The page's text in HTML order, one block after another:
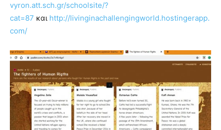
vyron.att.sch.gr/schoolsite/?
cat=87 και http://livinginachallengingworld.hostingerapp.
com/